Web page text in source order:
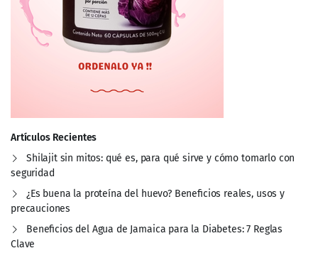
Artículos Recientes
Shilajit sin mitos: qué es, para qué sirve y cómo tomarlo con
seguridad
¿Es buena la proteína del huevo? Beneficios reales, usos y
precauciones
Beneficios del Agua de Jamaica para la Diabetes: 7 Reglas
Clave